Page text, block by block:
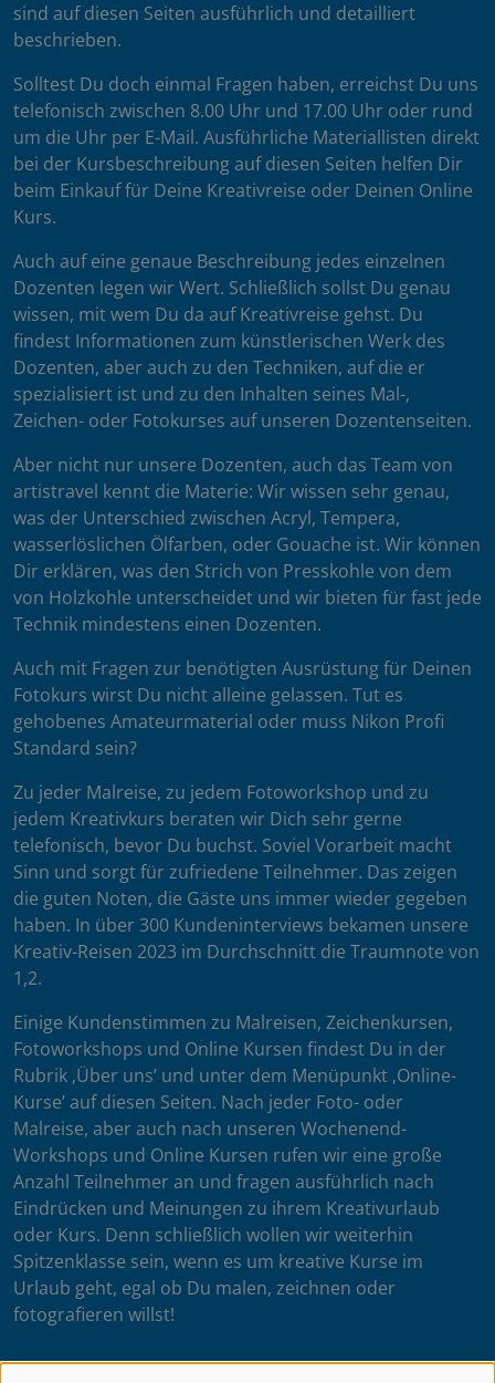
sind auf diesen Seiten ausführlich und detailliert
beschrieben.
Solltest Du doch einmal Fragen haben, erreichst Du uns
telefonisch zwischen 8.00 Uhr und 17.00 Uhr oder rund
um die Uhr per E-Mail. Ausführliche Materiallisten direkt
bei der Kursbeschreibung auf diesen Seiten helfen Dir
beim Einkauf für Deine Kreativreise oder Deinen Online
Kurs.
Auch auf eine genaue Beschreibung jedes einzelnen
Dozenten legen wir Wert. Schließlich sollst Du genau
wissen, mit wem Du da auf Kreativreise gehst. Du
findest Informationen zum künstlerischen Werk des
Dozenten, aber auch zu den Techniken, auf die er
spezialisiert ist und zu den Inhalten seines Mal-,
Zeichen- oder Fotokurses auf unseren Dozentenseiten.
Aber nicht nur unsere Dozenten, auch das Team von
artistravel kennt die Materie: Wir wissen sehr genau,
was der Unterschied zwischen Acryl, Tempera,
wasserlöslichen Ölfarben, oder Gouache ist. Wir können
Dir erklären, was den Strich von Presskohle von dem
von Holzkohle unterscheidet und wir bieten für fast jede
Technik mindestens einen Dozenten.
Auch mit Fragen zur benötigten Ausrüstung für Deinen
Fotokurs wirst Du nicht alleine gelassen. Tut es
gehobenes Amateurmaterial oder muss Nikon Profi
Standard sein?
Zu jeder Malreise, zu jedem Fotoworkshop und zu
jedem Kreativkurs beraten wir Dich sehr gerne
telefonisch, bevor Du buchst. Soviel Vorarbeit macht
Sinn und sorgt für zufriedene Teilnehmer. Das zeigen
die guten Noten, die Gäste uns immer wieder gegeben
haben. In über 300 Kundeninterviews bekamen unsere
Kreativ-Reisen 2023 im Durchschnitt die Traumnote von
1,2.
Einige Kundenstimmen zu Malreisen, Zeichenkursen,
Fotoworkshops und Online Kursen findest Du in der
Rubrik ‚Über uns’ und unter dem Menüpunkt ‚Online-
Kurse’ auf diesen Seiten. Nach jeder Foto- oder
Malreise, aber auch nach unseren Wochenend-
Workshops und Online Kursen rufen wir eine große
Anzahl Teilnehmer an und fragen ausführlich nach
Eindrücken und Meinungen zu ihrem Kreativurlaub
oder Kurs. Denn schließlich wollen wir weiterhin
Spitzenklasse sein, wenn es um kreative Kurse im
Urlaub geht, egal ob Du malen, zeichnen oder
fotografieren willst!